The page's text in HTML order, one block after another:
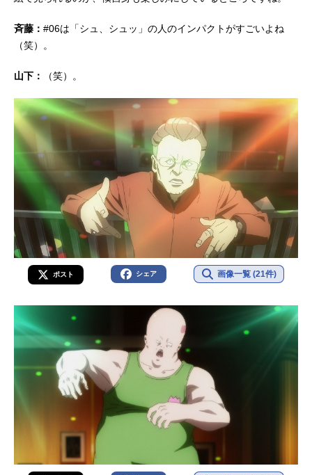
斉藤： #06は「シュ、シュッ」の人のインパクトがすごいよね
（笑）。
山下： （笑）。
ポスト シェア 画像一覧 (21件)